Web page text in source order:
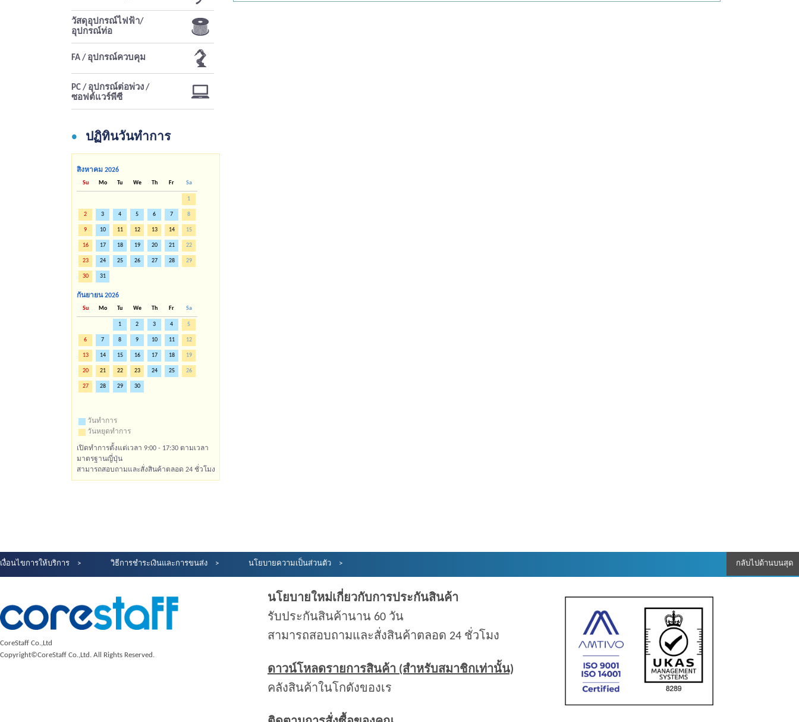
วัสดุอุปกรณ์ไฟฟ้า/
อุปกรณ์ท่อ
FA / อุปกรณ์ควบคุม
PC / อุปกรณ์ต่อพ่วง /
ซอฟต์แวร์พีซี
ปฏิทินวันทำการ
สิงหาคม 2026
Su Mo Tu We Th Fr Sa
1
2 3 4 5 6 7 8
9 10 11 12 13 14 15
16 17 18 19 20 21 22
23 24 25 26 27 28 29
30 31
กันยายน 2026
Su Mo Tu We Th Fr Sa
1 2 3 4 5
6 7 8 9 10 11 12
13 14 15 16 17 18 19
20 21 22 23 24 25 26
27 28 29 30
วันทำการ
วันหยุดทำการ
เปิดทำการตั้งแต่เวลา 9:00 - 17:30 ตามเวลา
มาตรฐานญี่ปุ่น
สามารถสอบถามและสั่งสินค้าตลอด 24 ชั่วโมง
เงื่อนไขการให้บริการ วิธีการชำระเงินและการขนส่ง นโยบายความเป็นส่วนตัว กลับไปด้านบนสุด
CoreStaff Co.,Ltd
Copyright©CoreStaff Co.,Ltd. All Rights Reserved.
นโยบายใหม่เกี่ยวกับการประกันสินค้า
รับประกันสินค้านาน 60 วัน
สามารถสอบถามและสั่งสินค้าตลอด 24 ชั่วโมง
ดาวน์โหลดรายการสินค้า (สำหรับสมาชิกเท่านั้น)
คลังสินค้าในโกดังของเร